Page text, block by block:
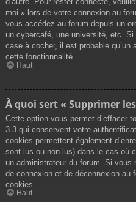
moi » lors de votre connexion au
vous accédez au forum depuis un
un cybercafé, une université, etc.
case à cocher, il est probable
cette fonctionnalité.
Haut
À quoi sert « Supprimer
Cette option vous permet d’effacer
3.3 qui conservent votre
cookies permettent également
sont lus ou non lus) dans le cas où
un administrateur du forum. Si vous
de connexion et de déconnexion au
cookies.
Haut